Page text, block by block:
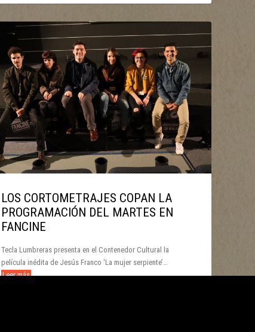
LOS CORTOMETRAJES COPAN LA
PROGRAMACIÓN DEL MARTES EN
FANCINE
Tecla Lumbreras presenta en el Contenedor Cultural la
película inédita de Jesús Franco ‘La mujer serpiente’…
Leer más